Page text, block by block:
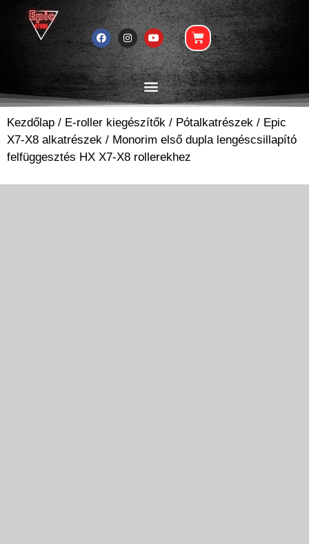
Kezdőlap / E-roller kiegészítők / Pótalkatrészek / Epic
X7-X8 alkatrészek / Monorim első dupla lengéscsillapító
felfüggesztés HX X7-X8 rollerekhez